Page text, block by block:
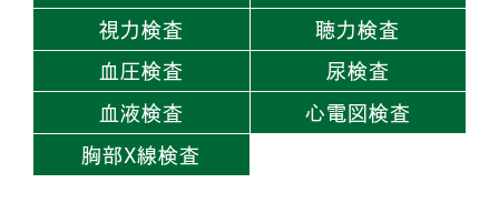
視力検査 聴力検査
血圧検査 尿検査
血液検査 心電図検査
胸部X線検査